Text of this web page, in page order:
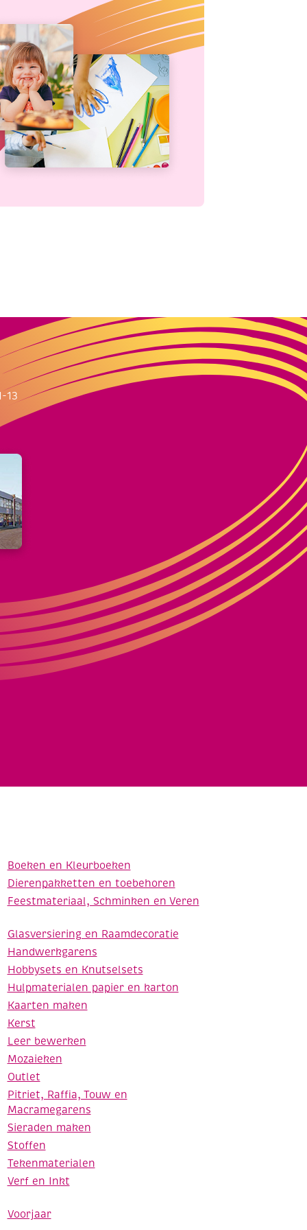
13
Boeken en Kleurboeken
Dierenpakketten en toebehoren
Feestmateriaal, Schminken en Veren
Glasversiering en Raamdecoratie
Handwerkgarens
Hobbysets en Knutselsets
Hulpmaterialen papier en karton
Kaarten maken
Kerst
Leer bewerken
Mozaieken
Outlet
Pitriet, Raffia, Touw en
Macramegarens
Sieraden maken
Stoffen
Tekenmaterialen
Verf en Inkt
Voorjaar